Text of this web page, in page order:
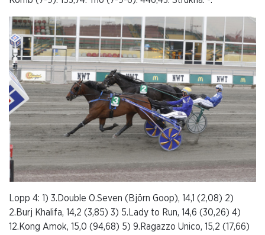
Lopp 4: 1) 3.Double O.Seven (Björn Goop), 14,1 (2,08) 2)
2.Burj Khalifa, 14,2 (3,85) 3) 5.Lady to Run, 14,6 (30,26) 4)
12.Kong Amok, 15,0 (94,68) 5) 9.Ragazzo Unico, 15,2 (17,66)